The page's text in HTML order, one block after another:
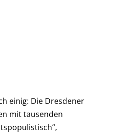
einig: Die Dresdener
mit tausenden